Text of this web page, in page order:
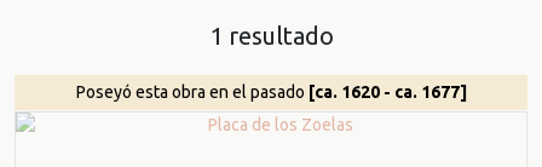
1 resultado
Poseyó esta obra en el pasado [ca. 1620 - ca. 1677]